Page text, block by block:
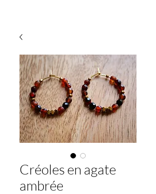
Créoles en agate
ambrée